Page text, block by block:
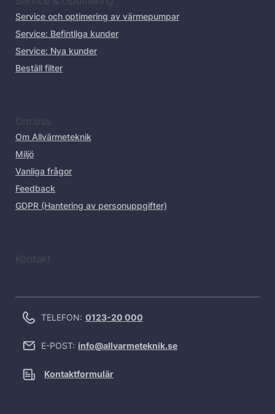
Service och optimering av värmepumpar
Service: Befintliga kunder
Service: Nya kunder
Beställ filter
Om oss
Om Allvärmeteknik
Miljö
Vanliga frågor
Feedback
GDPR (Hantering av personuppgifter)
Kontakt
TELEFON: 0123-20 000
E-POST: info@allvarmeteknik.se
Kontaktformulär